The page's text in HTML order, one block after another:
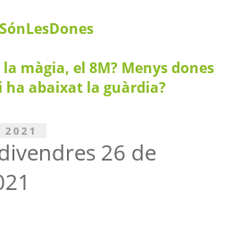
màgia, el 8M? Menys dones
ha abaixat la guàrdia?
26 de